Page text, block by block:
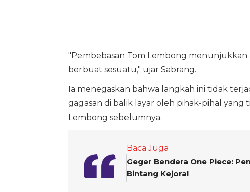
"Pembebasan Tom Lembong
berbuat sesuatu," ujar Sabrang.
Ia menegaskan bahwa langkah ini tidak
gagasan di balik layar oleh pihak-pihal
Lembong sebelumnya.
Baca Juga
Geger Bendera One Piece:
Bintang Kejora!